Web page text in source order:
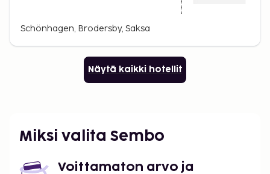
Schönhagen, Brodersby, Saksa
Näytä kaikki hotellit
Miksi valita Sembo
Voittamaton arvo ja